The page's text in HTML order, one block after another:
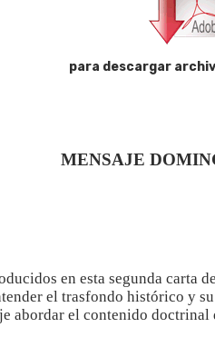
para descargar
MENSAJE
en esta segunda carta
el trasfondo histórico y
abordar el contenido